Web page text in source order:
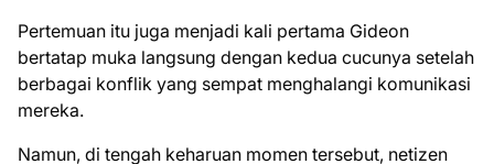
Pertemuan itu juga menjadi kali pertama Gideon
bertatap muka langsung dengan kedua cucunya setelah
berbagai konflik yang sempat menghalangi komunikasi
mereka.
Namun, di tengah keharuan momen tersebut, netizen